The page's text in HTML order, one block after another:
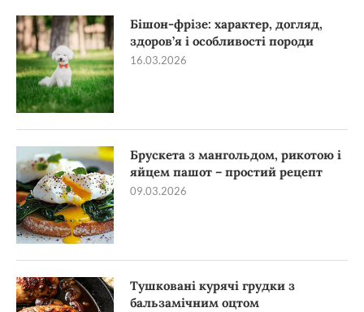
Бішон-фрізе: характер, догляд,
здоров’я і особливості породи
16.03.2026
Брускета з мангольдом, рикотою і
яйцем пашот – простий рецепт
09.03.2026
Тушковані курячі грудки з
бальзамічним оцтом